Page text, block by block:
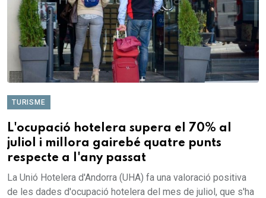
TURISME
L'ocupació hotelera supera el 70% al
juliol i millora gairebé quatre punts
respecte a l'any passat
La Unió Hotelera d'Andorra (UHA) fa una valoració positiva
de les dades d'ocupació hotelera del mes de juliol, que s'ha